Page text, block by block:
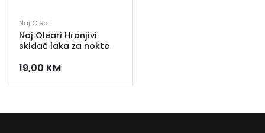
Naj Oleari
Naj Oleari Hranjivi
skidač laka za nokte
19,00 KM